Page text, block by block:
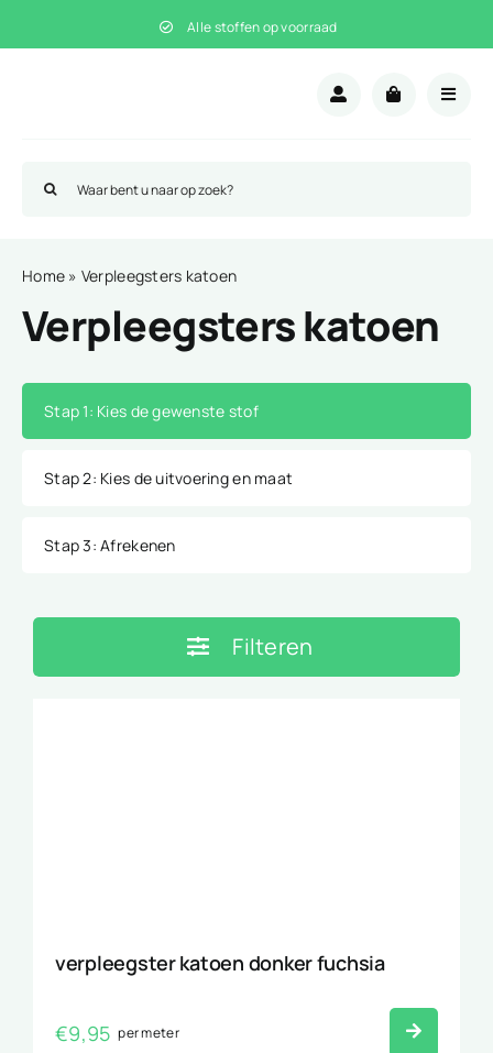
naar
Alle stoffen op voorraad
naar:
Home » Verpleegsters katoen
Verpleegsters katoen
Stap 1: Kies de gewenste stof
Stap 2: Kies de uitvoering en maat
Stap 3: Afrekenen
Filteren
verpleegster katoen donker fuchsia
€9,95 per meter